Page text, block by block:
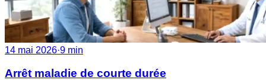
14 mai 2026·9 min
Arrêt maladie de courte durée